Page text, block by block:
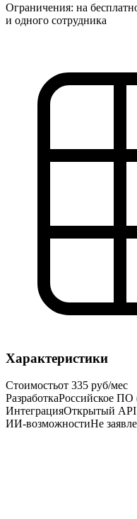
Ограничения: на
и одного сотрудника
Характеристики
Стоимостьот 335 руб/мес
РазработкаРоссийское ПО
ИнтеграцияОткрытый API
ИИ-возможностиНе